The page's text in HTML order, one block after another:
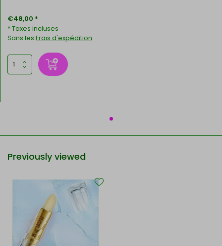
€48,00 *
* Taxes incluses
Sans les Frais d'expédition
Previously viewed